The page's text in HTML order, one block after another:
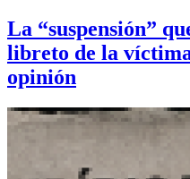
La “suspensión”
libreto de la
opinión